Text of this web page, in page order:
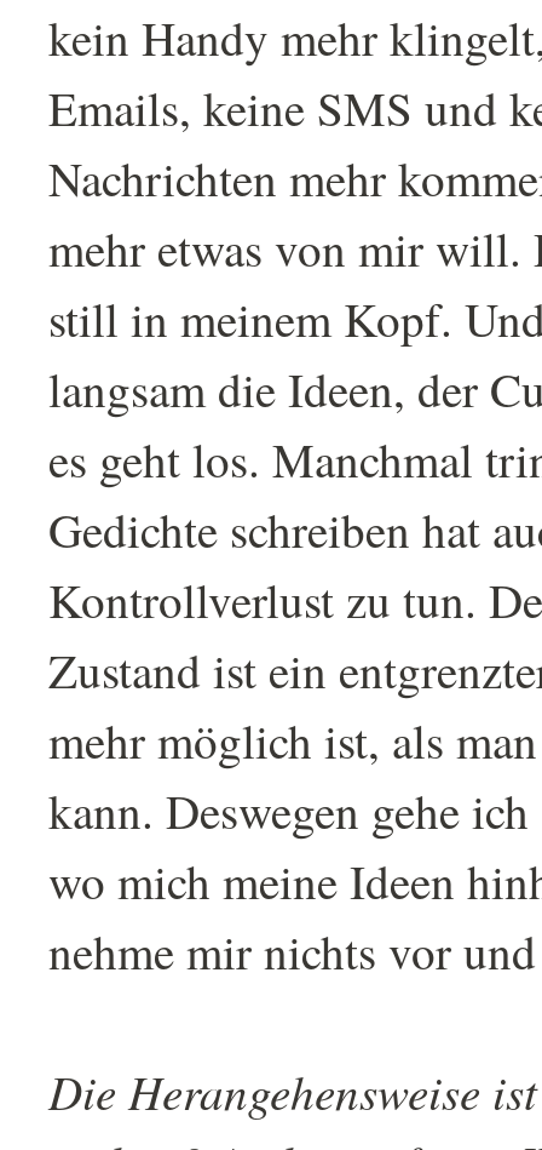
kein Handy mehr
Emails, keine SMS und
Nachrichten mehr
mehr etwas von mir will.
still in meinem Kopf.
langsam die Ideen, der
es geht los. Manchmal
Gedichte schreiben hat
Kontrollverlust zu tun.
Zustand ist ein
mehr möglich ist, als
kann. Deswegen gehe
wo mich meine Ideen
nehme mir nichts vor
Die Herangehensweise